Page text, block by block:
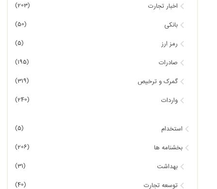
اخبار تجارت (203)
بانکی (50)
رمز ارز (5)
صادرات (195)
گمرک و ترخیص (319)
واردات (240)
استخدام (5)
بخشنامه ها (206)
بهداشت (31)
توسعه تجارت (40)